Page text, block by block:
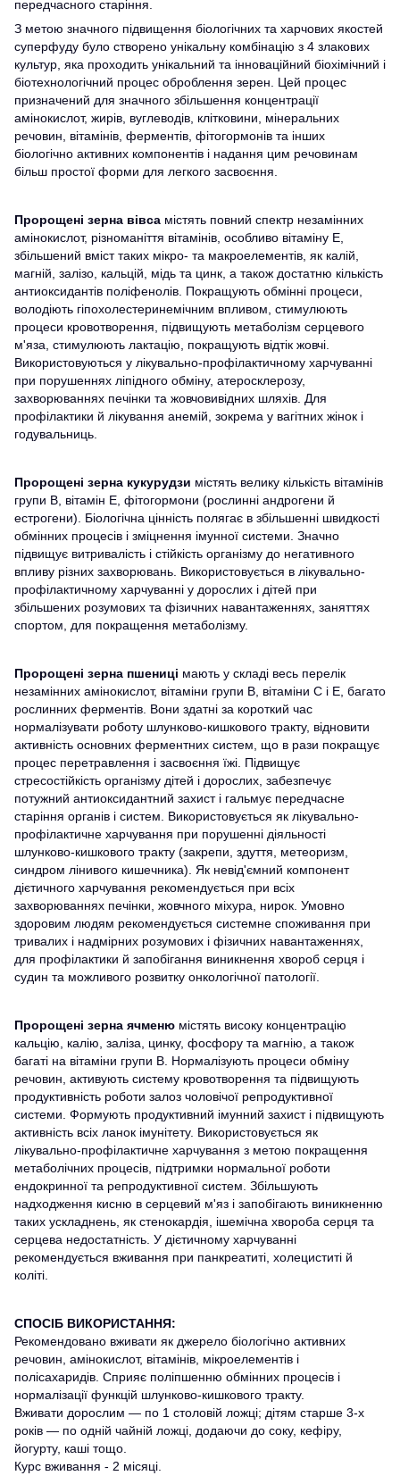
передчасного старіння.
З метою значного підвищення біологічних та харчових якостей
суперфуду було створено унікальну комбінацію з 4 злакових
культур, яка проходить унікальний та інноваційний біохімічний і
біотехнологічний процес оброблення зерен. Цей процес
призначений для значного збільшення концентрації
амінокислот, жирів, вуглеводів, клітковини, мінеральних
речовин, вітамінів, ферментів, фітогормонів та інших
біологічно активних компонентів і надання цим речовинам
більш простої форми для легкого засвоєння.
Пророщені зерна вівса містять повний спектр незамінних
амінокислот, різноманіття вітамінів, особливо вітаміну Е,
збільшений вміст таких мікро- та макроелементів, як калій,
магній, залізо, кальцій, мідь та цинк, а також достатню кількість
антиоксидантів поліфенолів. Покращують обмінні процеси,
володіють гіпохолестеринемічним впливом, стимулюють
процеси кровотворення, підвищують метаболізм серцевого
м'яза, стимулюють лактацію, покращують відтік жовчі.
Використовуються у лікувально-профілактичному харчуванні
при порушеннях ліпідного обміну, атеросклерозу,
захворюваннях печінки та жовчовивідних шляхів. Для
профілактики й лікування анемій, зокрема у вагітних жінок і
годувальниць.
Пророщені зерна кукурудзи містять велику кількість вітамінів
групи В, вітамін Е, фітогормони (рослинні андрогени й
естрогени). Біологічна цінність полягає в збільшенні швидкості
обмінних процесів і зміцнення імунної системи. Значно
підвищує витривалість і стійкість організму до негативного
впливу різних захворювань. Використовується в лікувально-
профілактичному харчуванні у дорослих і дітей при
збільшених розумових та фізичних навантаженнях, заняттях
спортом, для покращення метаболізму.
Пророщені зерна пшениці мають у складі весь перелік
незамінних амінокислот, вітаміни групи В, вітаміни С і Е, багато
рослинних ферментів. Вони здатні за короткий час
нормалізувати роботу шлунково-кишкового тракту, відновити
активність основних ферментних систем, що в рази покращує
процес перетравлення і засвоєння їжі. Підвищує
стресостійкість організму дітей і дорослих, забезпечує
потужний антиоксидантний захист і гальмує передчасне
старіння органів і систем. Використовується як лікувально-
профілактичне харчування при порушенні діяльності
шлунково-кишкового тракту (закрепи, здуття, метеоризм,
синдром лінивого кишечника). Як невід'ємний компонент
дієтичного харчування рекомендується при всіх
захворюваннях печінки, жовчного міхура, нирок. Умовно
здоровим людям рекомендується системне споживання при
тривалих і надмірних розумових і фізичних навантаженнях,
для профілактики й запобігання виникнення хвороб серця і
судин та можливого розвитку онкологічної патології.
Пророщені зерна ячменю містять високу концентрацію
кальцію, калію, заліза, цинку, фосфору та магнію, а також
багаті на вітаміни групи В. Нормалізують процеси обміну
речовин, активують систему кровотворення та підвищують
продуктивність роботи залоз чоловічої репродуктивної
системи. Формують продуктивний імунний захист і підвищують
активність всіх ланок імунітету. Використовується як
лікувально-профілактичне харчування з метою покращення
метаболічних процесів, підтримки нормальної роботи
ендокринної та репродуктивної систем. Збільшують
надходження кисню в серцевий м'яз і запобігають виникненню
таких ускладнень, як стенокардія, ішемічна хвороба серця та
серцева недостатність. У дієтичному харчуванні
рекомендується вживання при панкреатиті, холециститі й
коліті.
СПОСІБ ВИКОРИСТАННЯ:
Рекомендовано вживати як джерело біологічно активних
речовин, амінокислот, вітамінів, мікроелементів і
полісахаридів. Сприяє поліпшенню обмінних процесів і
нормалізації функцій шлунково-кишкового тракту.
Вживати дорослим — по 1 столовій ложці; дітям старше 3-х
років — по одній чайній ложці, додаючи до соку, кефіру,
йогурту, каші тощо.
Курс вживання - 2 місяці.